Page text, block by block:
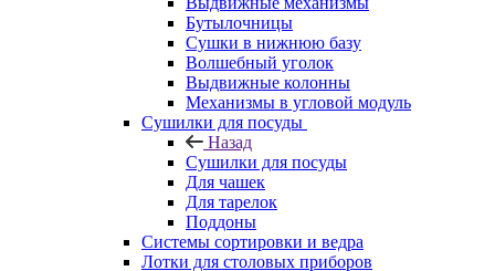
Бутылочницы
Сушки в нижнюю базу
Волшебный уголок
Выдвижные колонны
Механизмы в угловой модуль
Сушилки для посуды
Назад
Сушилки для посуды
Для чашек
Для тарелок
Поддоны
Системы сортировки и ведра
Лотки для столовых приборов